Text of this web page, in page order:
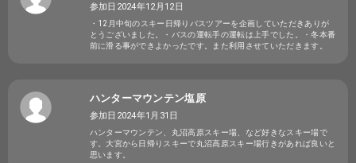
参加日2024年12月12日
・12月中旬のスキー日帰りバスツアーを企画していただきありが
とうございました。・バスの運転手の運転は上手でした。・冬本番
前に滑る事ができよかったです。また利用させていただきます。
ハンターマウンテン塩原
参加日2024年1月31日
ハンターマウンテン、丸沼高原スキー場、など好きなスキー場で
す。大宮から日帰りスキーで丸沼高原スキー場行きがあれば良いと
思います。